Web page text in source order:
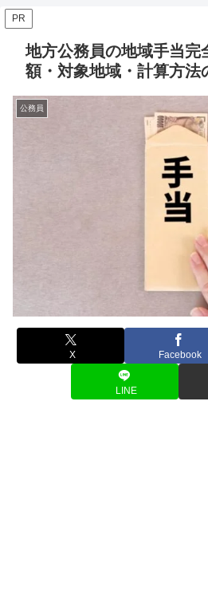
PR
地方公務員の地域手当完
額・対象地域・計算方法
公務員
X Facebook
LINE